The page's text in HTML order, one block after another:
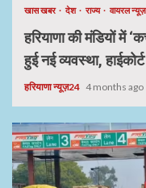
खास खबर देश राज्य वायरल न्यूज़
हरियाणा की मंडियों में
हुई नई व्यवस्था,
हरियाणा न्यूज़24 4 months ago